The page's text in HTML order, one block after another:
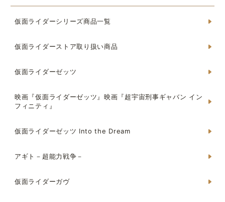
仮面ライダーシリーズ商品一覧
仮面ライダーストア取り扱い商品
仮面ライダーゼッツ
映画『仮面ライダーゼッツ』映画『超宇宙刑事ギャバン イン
フィニティ』
仮面ライダーゼッツ Into the Dream
アギト－超能力戦争－
仮面ライダーガヴ